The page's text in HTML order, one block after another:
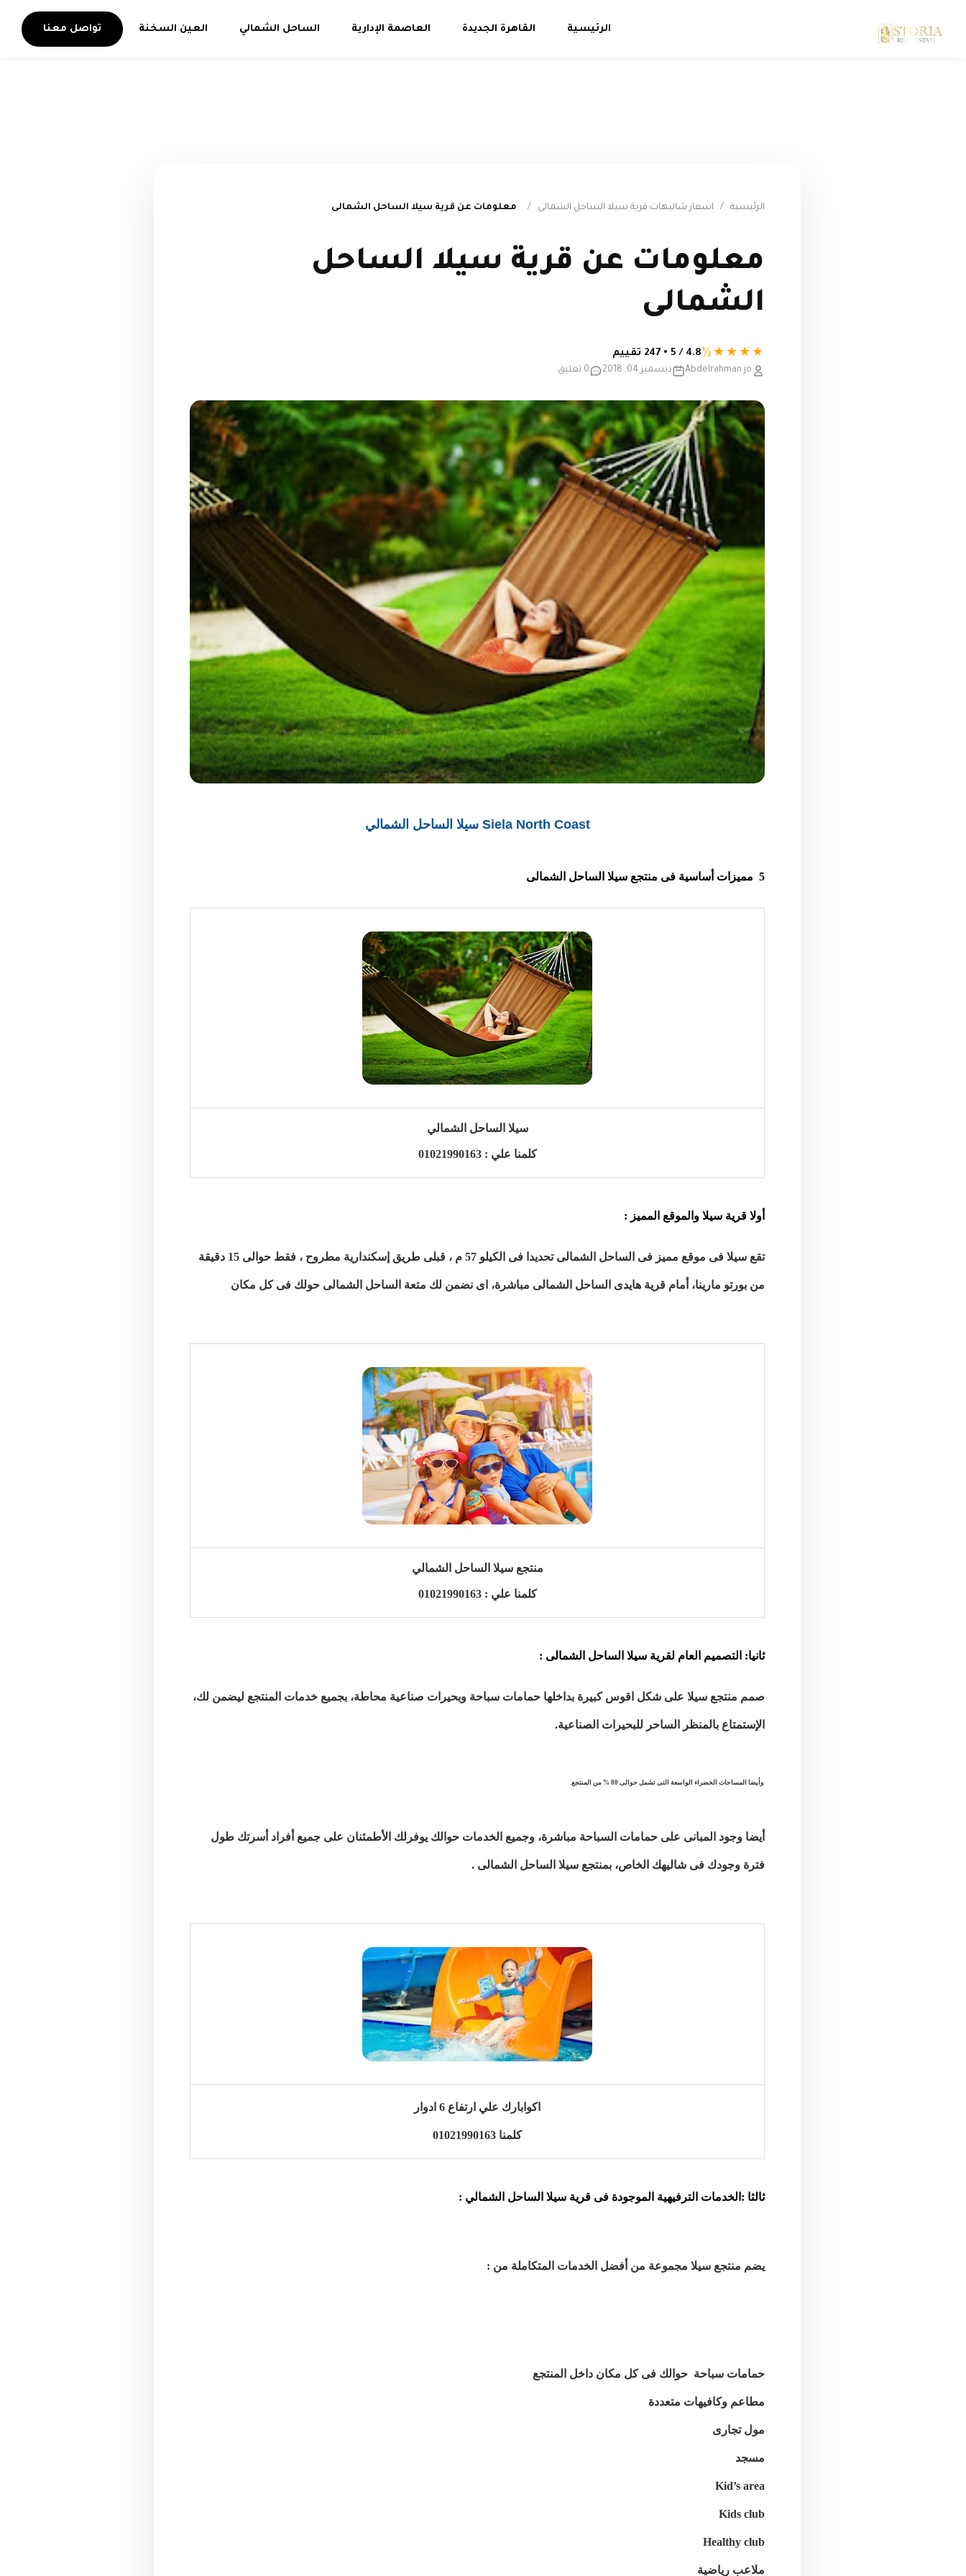
الرئيسية القاهرة الجديدة العاصمة الإدارية الساحل الشمالي العين السخنة تواصل معنا
الرئيسية / اسعار شاليهات قرية سيلا الساحل الشمالى / معلومات عن قرية سيلا الساحل الشمالى
معلومات عن قرية سيلا الساحل
الشمالى
★★★★½4.8 / 5 • 247 تقييم
Abdelrahman jo ديسمبر 04, 2018 0 تعليق
Siela North Coast سيلا الساحل الشمالي
5 مميزات أساسية فى منتجع سيلا الساحل الشمالى
سيلا الساحل الشمالي
كلمنا علي : 01021990163
أولا قرية سيلا والموقع المميز :
تقع سيلا فى موقع مميز فى الساحل الشمالى تحديدا فى الكيلو 57 م ، قبلى طريق إسكندارية مطروح ، فقط حوالى 15 دقيقة
من بورتو مارينا، أمام قرية هايدى الساحل الشمالى مباشرة، اى نضمن لك متعة الساحل الشمالى حولك فى كل مكان
منتجع سيلا الساحل الشمالي
كلمنا علي : 01021990163
ثانيا: التصميم العام لقرية سيلا الساحل الشمالى :
صمم منتجع سيلا على شكل اقوس كبيرة بداخلها حمامات سباحة وبحيرات صناعية محاطة، بجميع خدمات المنتجع ليضمن لك،
الإستمتاع بالمنظر الساحر للبحيرات الصناعية.
وأيضا المساحات الخضراء الواسعة التى تشمل حوالى 80 % من المنتجع.
أيضا وجود المبانى على حمامات السباحة مباشرة، وجميع الخدمات حوالك يوفرلك الأطمئنان على جميع أفراد أسرتك طول
فترة وجودك فى شاليهك الخاص، بمنتجع سيلا الساحل الشمالى .
اكوابارك علي ارتفاع 6 ادوار
كلمنا 01021990163
ثالثا :الخدمات الترفيهية الموجودة فى قرية سيلا الساحل الشمالي :
يضم منتجع سيلا مجموعة من أفضل الخدمات المتكاملة من :
حمامات سباحة حوالك فى كل مكان داخل المنتجع
مطاعم وكافيهات متعددة
مول تجارى
مسجد
Kid’s area
Kids club
Healthy club
ملاعب رياضية